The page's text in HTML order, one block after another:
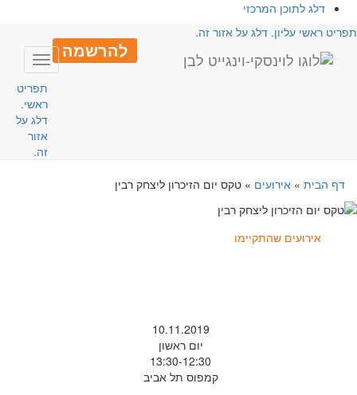
דלג לתוכן המרכזי
ראשי עליון. דלג על אזור זה.
להרשמה
Toggle
תפריט
ראשי.
דלג על
אזור
זה.
דף הבית» אירועים» טקס יום הזיכרון ליצחק רבין
אירועים שהתקיימו
10.11.2019
יום ראשון
13:30-12:30
קמפוס תל אביב